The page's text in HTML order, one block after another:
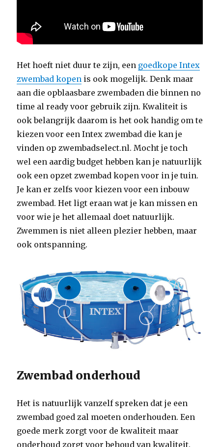
Het hoeft niet duur te zijn, een goedkope Intex
zwembad kopen is ook mogelijk. Denk maar
aan die opblaasbare zwembaden die binnen no
time al ready voor gebruik zijn. Kwaliteit is
ook belangrijk daarom is het ook handig om te
kiezen voor een Intex zwembad die kan je
vinden op zwembadselect.nl. Mocht je toch
wel een aardig budget hebben kan je natuurlijk
ook een opzet zwembad kopen voor in je tuin.
Je kan er zelfs voor kiezen voor een inbouw
zwembad. Het ligt eraan wat je kan missen en
voor wie je het allemaal doet natuurlijk.
Zwemmen is niet alleen plezier hebben, maar
ook ontspanning.
Zwembad onderhoud
Het is natuurlijk vanzelf spreken dat je een
zwembad goed zal moeten onderhouden. Een
goede merk zorgt voor de kwaliteit maar
onderhoud zorgt voor behoud van kwaliteit.